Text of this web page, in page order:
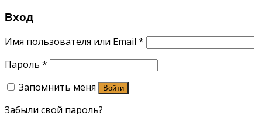
Вход
Имя пользователя или Email *
Пароль *
Запомнить меня
Войти
Забыли свой пароль?